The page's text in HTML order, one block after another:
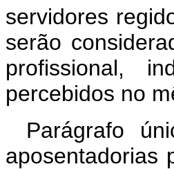
servidores
serão
profissional,
percebidos no
Parágrafo
aposentadorias